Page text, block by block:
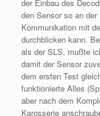
der Einbau des
den Sensor so an
Kommunikation mit
durchblicken kann.
als der SLS, mußte
damit der Sensor
dem ersten Test
funktionierte Alles
aber nach dem
Karosserie